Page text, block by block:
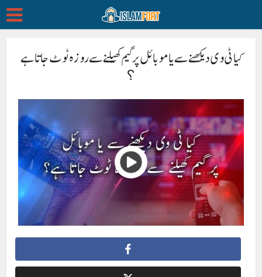
کیا ٹی وی دیکھنے سے یا موبائل پر گیم کھیلنے سے روزہ ٹوٹ جاتا ہے
؟